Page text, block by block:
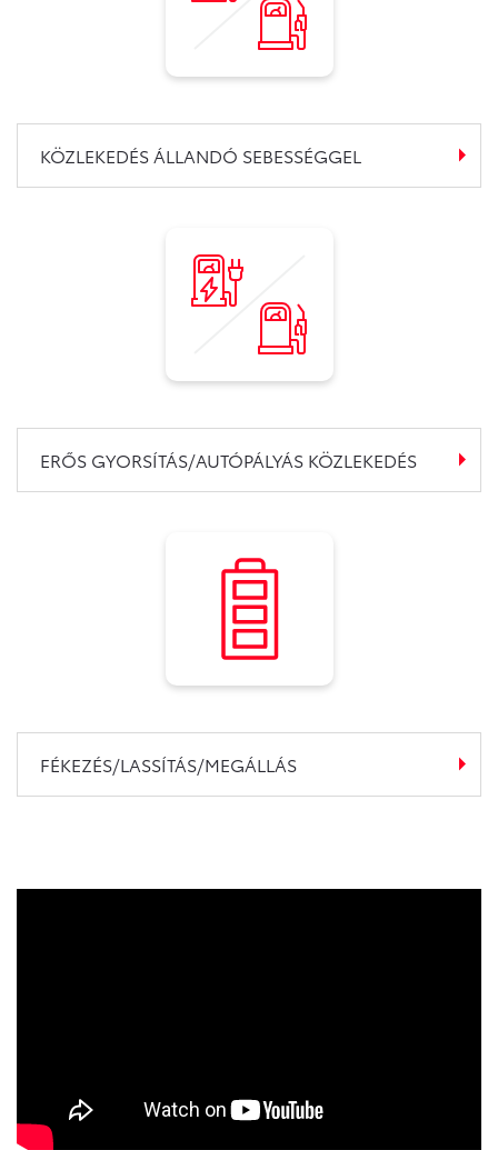
KÖZLEKEDÉS ÁLLANDÓ SEBESSÉGGEL
ERŐS GYORSÍTÁS/AUTÓPÁLYÁS KÖZLEKEDÉS
FÉKEZÉS/LASSÍTÁS/MEGÁLLÁS